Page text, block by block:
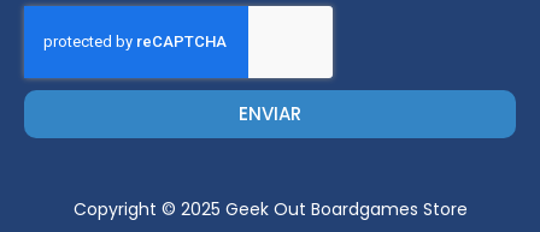
ENVIAR
Copyright © 2025 Geek Out Boardgames Store